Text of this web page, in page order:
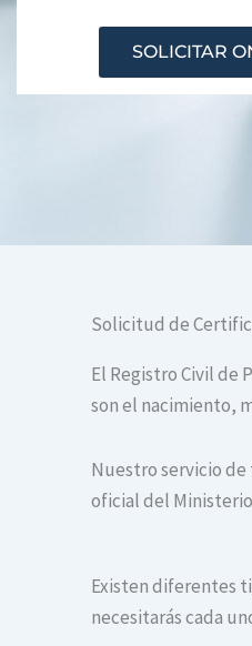
SOLICITAR
Solicitud de
El Registro Civil de
son el nacimiento,
Nuestro servicio
oficial del
Existen diferentes
necesitarás cada